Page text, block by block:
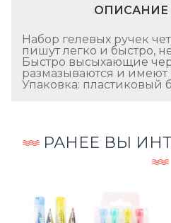
ОПИСАНИЕ
Набор гелевых ручек
пишут легко и быстро,
Быстро высыхающие
размазываются и
Упаковка: пластиковый
РАНЕЕ ВЫ